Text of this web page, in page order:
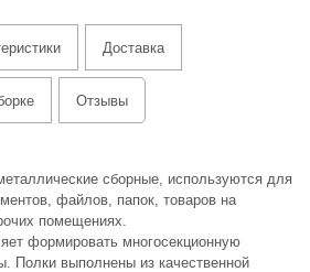
Доставка
Отзывы
сборные, используются для
файлов, папок, товаров на
помещениях.
формировать многосекционную
Полки выполнены из качественной